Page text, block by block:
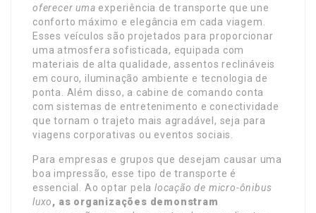
oferecer uma experiência de transporte que une
conforto máximo e elegância em cada viagem.
Esses veículos são projetados para proporcionar
uma atmosfera sofisticada, equipada com
materiais de alta qualidade, assentos reclináveis
em couro, iluminação ambiente e tecnologia de
ponta. Além disso, a cabine de comando conta
com sistemas de entretenimento e conectividade
que tornam o trajeto mais agradável, seja para
viagens corporativas ou eventos sociais.
Para empresas e grupos que desejam causar uma
boa impressão, esse tipo de transporte é
essencial. Ao optar pelalocação de micro-ônibus
luxo, as organizações demonstram